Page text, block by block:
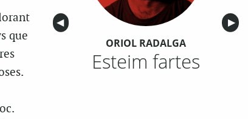
que
Anterior
◀︎ ▶︎
ORIOL RADALGA
Esteim fartes